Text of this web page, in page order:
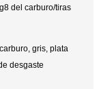
del carburo/tiras
gris, plata
desgaste